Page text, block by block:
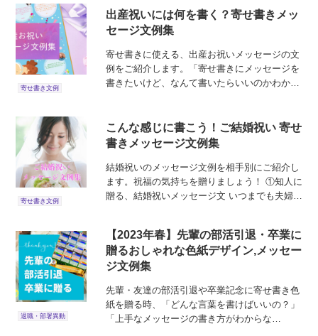
寄せ書き文例
出産祝いには何を書く？寄せ書きメッ
セージ文例集
寄せ書きに使える、出産お祝いメッセージの文
例をご紹介します。「寄せ書きにメッセージを
書きたいけど、なんて書いたらいいのかわから
おめでとう！...
寄せ書き文例
こんな感じに書こう！ご結婚祝い 寄せ
書きメッセージ文例集
結婚祝いのメッセージ文例を相手別にご紹介し
ます。祝福の気持ちを贈りましょう！ ①知人に
贈る、結婚祝いメッセージ文 いつまでも夫婦仲
し上げます。...
退職・部署異動
【2023年春】先輩の部活引退・卒業に
贈るおしゃれな色紙デザイン,メッセー
ジ文例集
先輩・友達の部活引退や卒業記念に寄せ書き色
紙を贈る時、「どんな言葉を書けばいいの？」
「上手なメッセージの書き方がわからな